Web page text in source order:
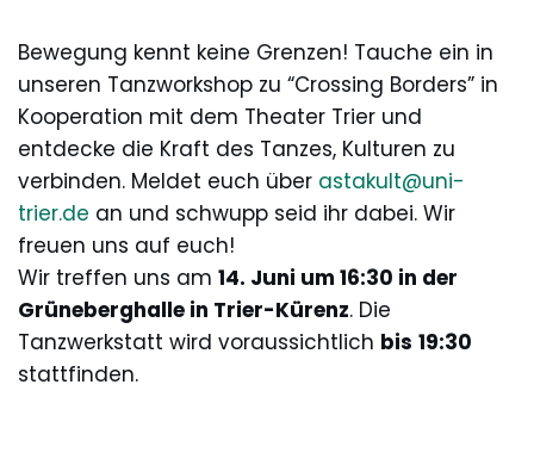
Bewegung kennt keine Grenzen! Tauche ein in
unseren Tanzworkshop zu “Crossing Borders” in
Kooperation mit dem Theater Trier und
entdecke die Kraft des Tanzes, Kulturen zu
verbinden. Meldet euch über astakult@uni-
trier.de an und schwupp seid ihr dabei. Wir
freuen uns auf euch!
Wir treffen uns am 14. Juni um 16:30 in der
Grüneberghalle in Trier-Kürenz. Die
Tanzwerkstatt wird voraussichtlich bis 19:30
stattfinden.